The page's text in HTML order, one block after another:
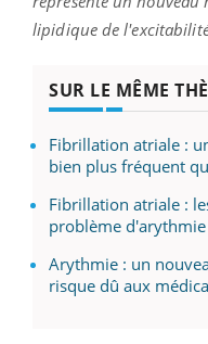
lipidique de
SUR LE MÊME
Fibrillation atriale :
bien plus fréquent
Fibrillation atriale :
problème d'arythmie
Arythmie : un
risque dû aux